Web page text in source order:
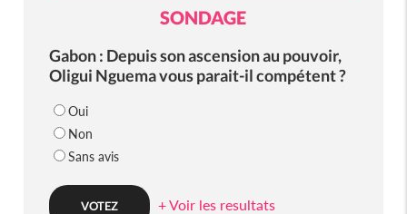
SONDAGE
Gabon : Depuis son ascension au pouvoir,
Oligui Nguema vous parait-il compétent ?
Oui
Non
Sans avis
+ Voir les resultats